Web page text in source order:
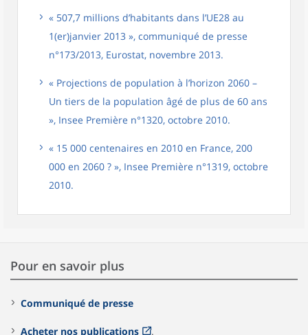
« 507,7 millions d’habitants dans l’UE28 au
1(er)janvier 2013 », communiqué de presse
n°173/2013, Eurostat, novembre 2013.
« Projections de population à l’horizon 2060 –
Un tiers de la population âgé de plus de 60 ans
», Insee Première n°1320, octobre 2010.
« 15 000 centenaires en 2010 en France, 200
000 en 2060 ? », Insee Première n°1319, octobre
2010.
Pour en savoir plus
Communiqué de presse
Acheter nos publications .